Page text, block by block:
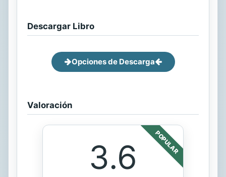
Descargar Libro
Opciones de Descarga
Valoración
POPULAR
3.6